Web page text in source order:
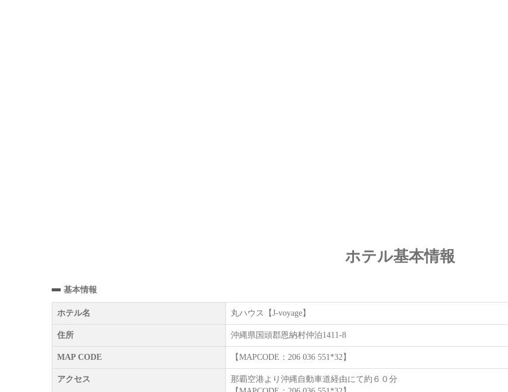
ホテル基本情報
基本情報
ホテル名 丸ハウス【J-voyage】
住所 沖縄県国頭郡恩納村仲泊1411-8
MAP CODE 【MAPCODE：206 036 551*32】
アクセス
那覇空港より沖縄自動車道経由にて約６０分